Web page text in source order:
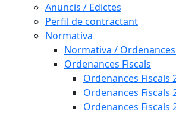
Anuncis / Edictes
Perfil de contractant
Normativa
Normativa /
Ordenances Fiscals
Ordenances Fiscals
Ordenances Fiscals
Ordenances Fiscals